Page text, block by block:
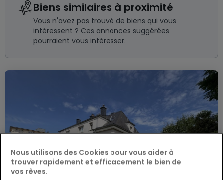
Biens similaires à proximité
Vous n'avez pas trouvé de biens qui vous
intéressent ? Ces annonces suggérées
pourraient vous intéresser.
Nous utilisons des Cookies pour vous aider à
trouver rapidement et efficacement le bien de
vos rêves.